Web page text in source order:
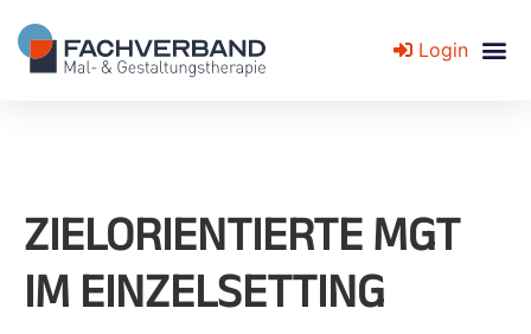
Login
ZIELORIENTIERTE MGT
IM EINZELSETTING